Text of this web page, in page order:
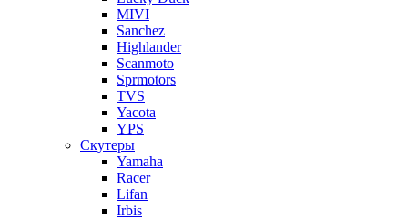
MIVI
Sanchez
Highlander
Scanmoto
Sprmotors
TVS
Yacota
YPS
Скутеры
Yamaha
Racer
Lifan
Irbis